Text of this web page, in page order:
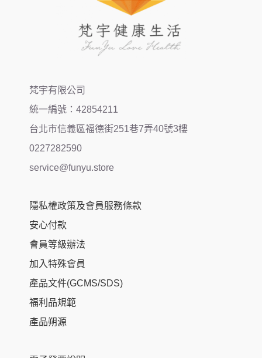
梵宇有限公司
統一編號：42854211
台北市信義區福德街251巷7弄40號3樓
0227282590
service@funyu.store
隱私權政策及會員服務條款
安心付款
會員等級辦法
加入特殊會員
產品文件(GCMS/SDS)
福利品規範
產品朔源